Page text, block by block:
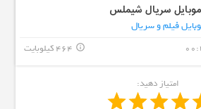
سریال شیملس
فیلم و سریال
464 کیلوبایت info_outline
امتیاز دهید: